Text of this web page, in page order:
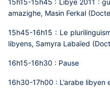
15h15-15h45 : Libye 2011 :
amazighe, Masin Ferkal
15h45-16h15 : Le
libyens, Samyra Labaïed
16h15-16h30 : Pause
16h30-17h00 : L’arabe